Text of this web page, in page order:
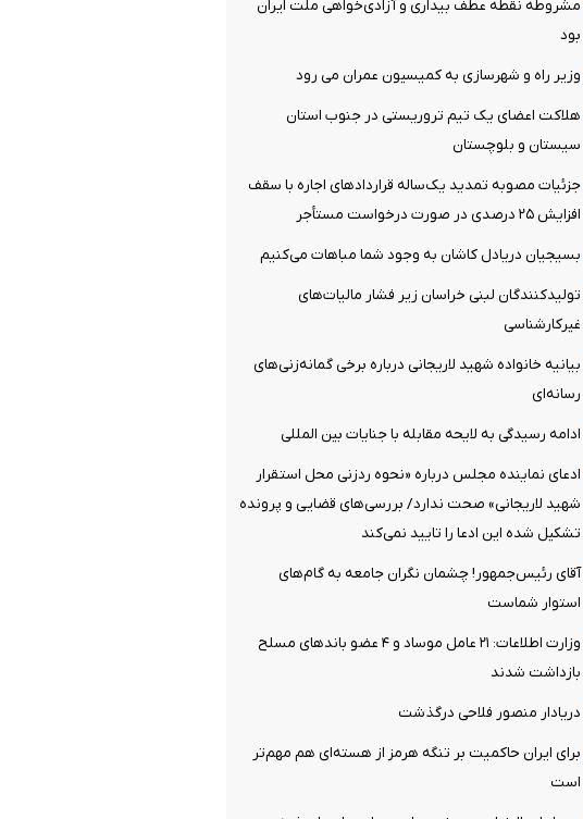
مشروطه نقطه عطف بیداری و آزادی‌خواهی ملت ایران
بود
وزیر راه و شهرسازی به کمیسیون عمران می رود
هلاکت اعضای یک تیم تروریستی در جنوب استان
سیستان و بلوچستان
جزئیات مصوبه تمدید یک‌ساله قرارداد‌های اجاره با سقف
افزایش ۲۵ درصدی در صورت درخواست مستأجر
بسیجیان‌ دریادل‌ کاشان به‌ وجود شما مباهات می‌کنیم
تولیدکنندگان لبنی خراسان زیر فشار مالیات‌های
غیرکارشناسی
بیانیه خانواده شهید لاریجانی درباره برخی گمانه‌زنی‌های
رسانه‌ای
ادامه رسیدگی به لایحه مقابله با جنایات بین المللی
ادعای نماینده مجلس درباره «نحوه ردزنی محل استقرار
شهید لاریجانی» صحت ندارد/ بررسی‌های قضایی و پرونده
تشکیل شده این ادعا را تایید نمی‌کند
آقای رئیس‌جمهور! چشمان نگران جامعه به گام‌های
استوار شماست
وزارت اطلاعات: ۲۱ عامل موساد و ۴ عضو باندهای مسلح
بازداشت شدند
دریادار منصور فلاحی درگذشت
برای ایران حاکمیت بر تنگه هرمز از هسته‌ای هم مهم‌تر
است